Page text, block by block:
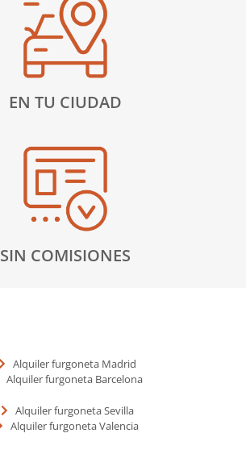
EN TU CIUDAD
SIN COMISIONES
Alquiler furgoneta Madrid
Alquiler furgoneta Barcelona
Alquiler furgoneta Sevilla
Alquiler furgoneta Valencia